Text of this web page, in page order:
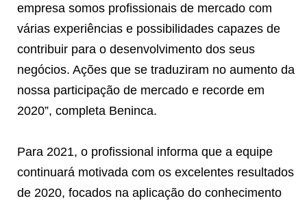
empresa somos profissionais de mercado com
várias experiências e possibilidades capazes de
contribuir para o desenvolvimento dos seus
negócios. Ações que se traduziram no aumento da
nossa participação de mercado e recorde em
2020”, completa Beninca.
Para 2021, o profissional informa que a equipe
continuará motivada com os excelentes resultados
de 2020, focados na aplicação do conhecimento